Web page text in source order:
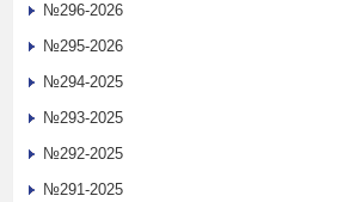
№296-2026
№295-2026
№294-2025
№293-2025
№292-2025
№291-2025